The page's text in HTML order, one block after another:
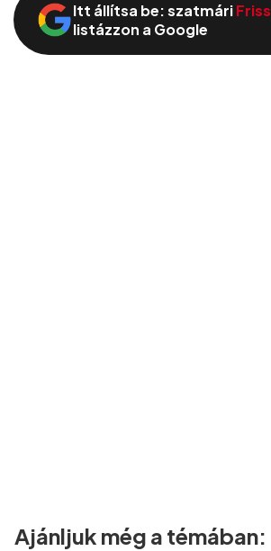
Itt állítsa be: szatmáriFriss
listázzon a Google
Ajánljuk még a témában: